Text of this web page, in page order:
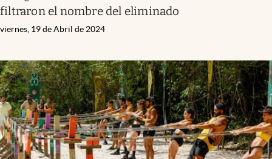
filtraron el nombre del eliminado
viernes, 19 de Abril de 2024